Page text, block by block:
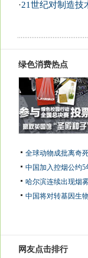
·21世纪对制造技
绿色消费热点
全球动物成批离奇
中国加入控烟公约5
哈尔滨连续出现烟
中国将对转基因生
网友点击排行